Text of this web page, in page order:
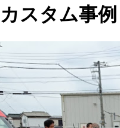
スタム事例